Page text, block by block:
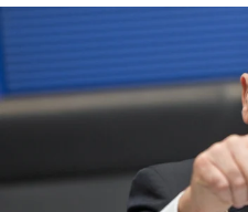
berlin
wahrheit